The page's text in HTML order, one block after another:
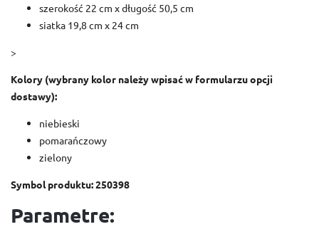
szerokość 22 cm x długość 50,5 cm
siatka 19,8 cm x 24 cm
>
Kolory (wybrany kolor należy wpisać w formularzu opcji
dostawy):
niebieski
pomarańczowy
zielony
Symbol produktu: 250398
Parametre: